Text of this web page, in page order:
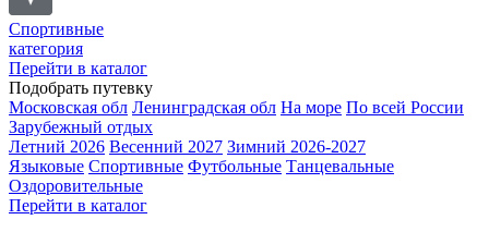
Спортивные
категория
Перейти в каталог
Подобрать путевку
Московская обл Ленинградская обл На море По всей России
Зарубежный отдых
Летний 2026 Весенний 2027 Зимний 2026-2027
Языковые Спортивные Футбольные Танцевальные
Оздоровительные
Перейти в каталог